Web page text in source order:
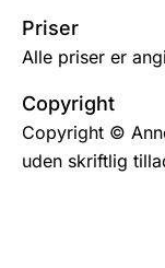
Priser
Alle priser er
Copyright
Copyright ©
uden skriftlig